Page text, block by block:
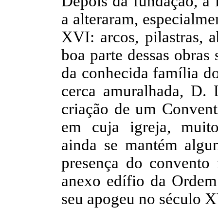
a alteraram,
XVI: arcos, pilastras,
boa parte dessas
da conhecida família
cerca amuralhada,
criação de um
em cuja igreja,
ainda se mantém
presença do
anexo edífio da
seu apogeu no século